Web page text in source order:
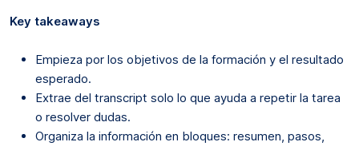
Key takeaways
Empieza por los objetivos de la formación y el resultado
esperado.
Extrae del transcript solo lo que ayuda a repetir la tarea
o resolver dudas.
Organiza la información en bloques: resumen, pasos,